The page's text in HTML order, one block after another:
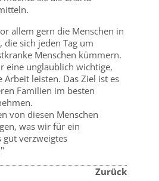
allem gern die Menschen in
sich jeden Tag um
Menschen kümmern.
eine unglaublich wichtige,
leisten. Das Ziel ist es
Familien im besten
von diesen Menschen
was wir für ein
verzweigtes
Zurück